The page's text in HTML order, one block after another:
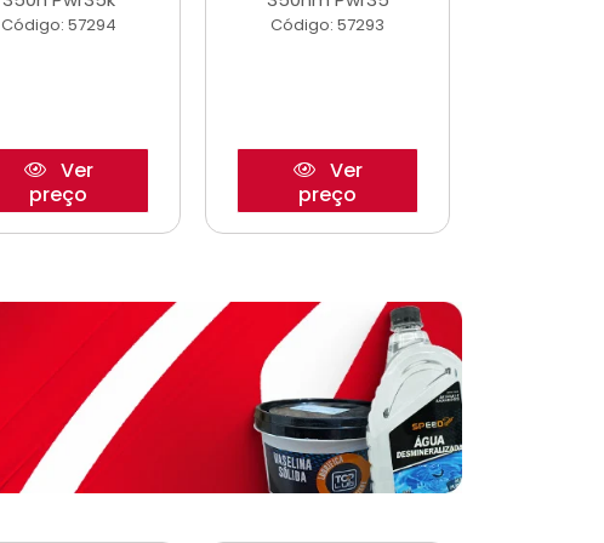
Código: 57294
Ver
preço
Código: 57293
Ver
preço